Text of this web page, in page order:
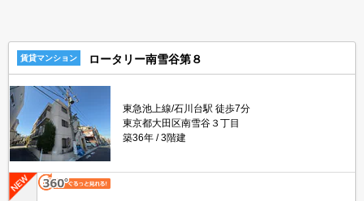
賃貸マンション ロータリー南雪谷第８
東急池上線/石川台駅 徒歩7分
東京都大田区南雪谷３丁目
築36年
3階建